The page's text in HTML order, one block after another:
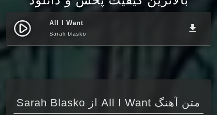
play_circle_filled All I Want
Sarah blasko file_download
متن آهنگ All I Want از Sarah Blasko